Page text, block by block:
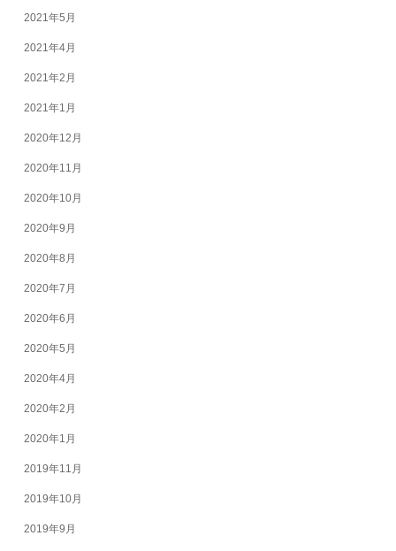
2021年5月
2021年4月
2021年2月
2021年1月
2020年12月
2020年11月
2020年10月
2020年9月
2020年8月
2020年7月
2020年6月
2020年5月
2020年4月
2020年2月
2020年1月
2019年11月
2019年10月
2019年9月